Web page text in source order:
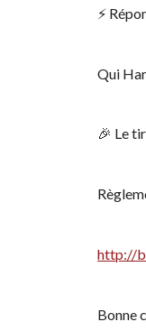
⚡️
Qui
🎉 Le
http://
Bonne